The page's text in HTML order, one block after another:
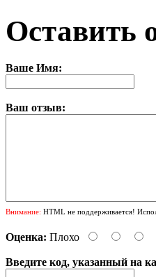
Оставить
Ваше Имя:
Ваш отзыв:
Внимание: HTML не поддерживается!
Оценка: Плохо
Введите код, указанный на